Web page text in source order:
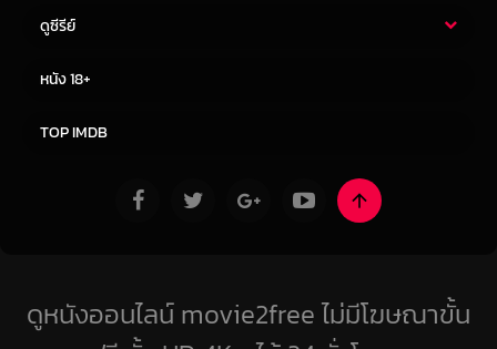
ดูซีรีย์
หนัง 18+
TOP IMDB
ดูหนังออนไลน์ movie2free ไม่มีโฆษณาขั้น